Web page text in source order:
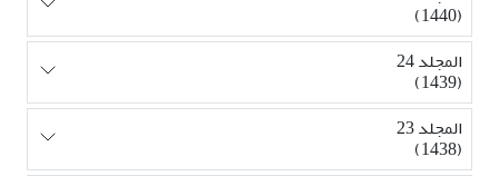
(1440)
المجلد 24
(1439)
المجلد 23
(1438)